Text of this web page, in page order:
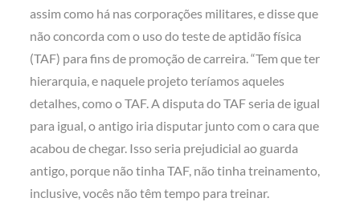
assim como há nas corporações militares, e disse que
não concorda com o uso do teste de aptidão física
(TAF) para fins de promoção de carreira.“Tem que ter
hierarquia, e naquele projeto teríamos aqueles
detalhes, como o TAF. A disputa do TAF seria de igual
para igual, o antigo iria disputar junto com o cara que
acabou de chegar. Isso seria prejudicial ao guarda
antigo, porque não tinha TAF, não tinha treinamento,
inclusive, vocês não têm tempo para treinar.